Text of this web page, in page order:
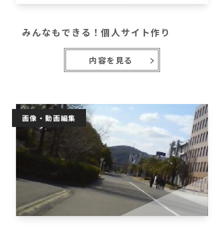
みんなもできる！個人サイト作り
内容を見る
画像・動画編集